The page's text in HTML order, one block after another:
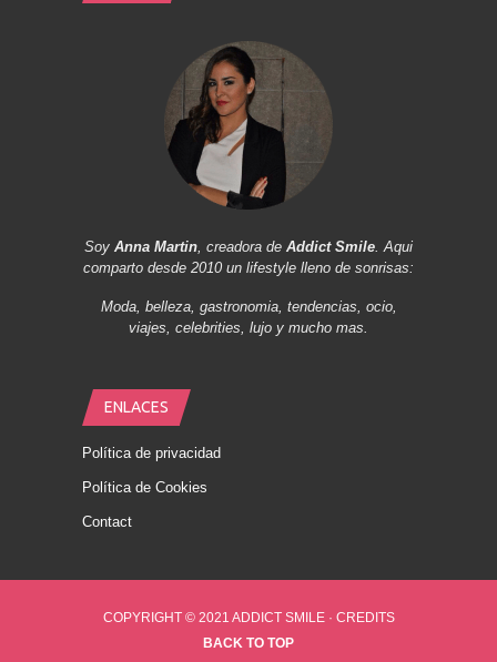
Soy Anna Martin, creadora de Addict Smile. Aqui
comparto desde 2010 un lifestyle lleno de sonrisas:
Moda, belleza, gastronomia, tendencias, ocio,
viajes, celebrities, lujo y mucho mas.
ENLACES
Política de privacidad
Política de Cookies
Contact
COPYRIGHT © 2021 ADDICT SMILE · CREDITS
BACK TO TOP